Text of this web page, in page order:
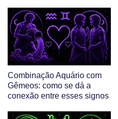
Combinação Aquário com
Gêmeos: como se dá a
conexão entre esses signos